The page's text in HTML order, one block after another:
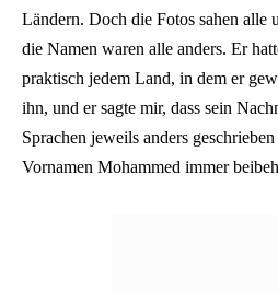
Ländern. Doch die Fotos sahen alle
die Namen waren alle anders. Er
praktisch jedem Land, in dem er
ihn, und er sagte mir, dass sein
Sprachen jeweils anders
Vornamen Mohammed immer